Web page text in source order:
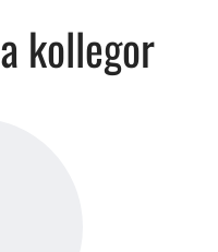
kollegor